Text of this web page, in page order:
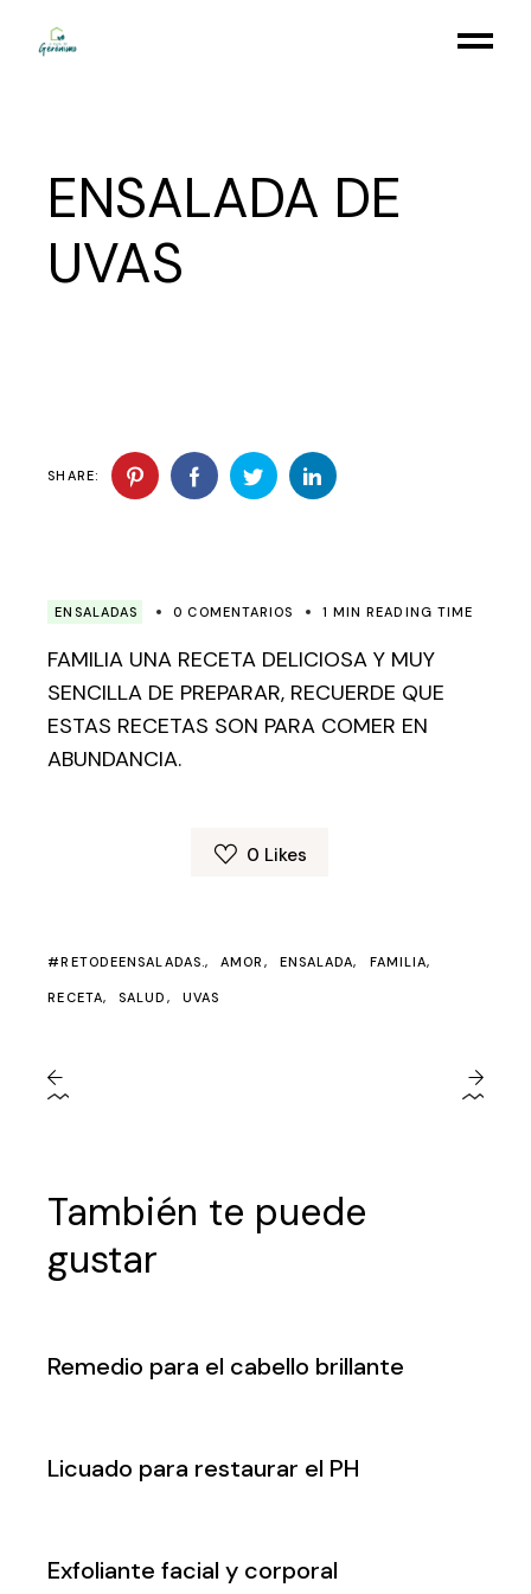
ENSALADA DE
UVAS
SHARE:
ENSALADAS 0 COMENTARIOS 1 MIN READING TIME
FAMILIA UNA RECETA DELICIOSA Y MUY
SENCILLA DE PREPARAR, RECUERDE QUE
ESTAS RECETAS SON PARA COMER EN
ABUNDANCIA.
0 Likes
#RETODEENSALADAS. AMOR ENSALADA FAMILIA
RECETA SALUD UVAS
También te puede
gustar
Remedio para el cabello brillante
Licuado para restaurar el PH
Exfoliante facial y corporal